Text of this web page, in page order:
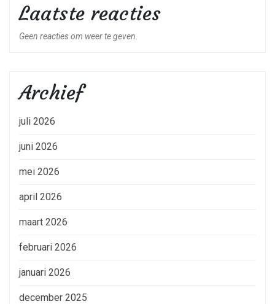
Laatste reacties
Geen reacties om weer te geven.
Archief
juli 2026
juni 2026
mei 2026
april 2026
maart 2026
februari 2026
januari 2026
december 2025